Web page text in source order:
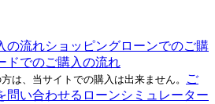
の流れショッピングローンでのご購
ドでのご購入の流れ
は、当サイトでの購入は出来ません。
ご
問い合わせる ローンシミュレーター